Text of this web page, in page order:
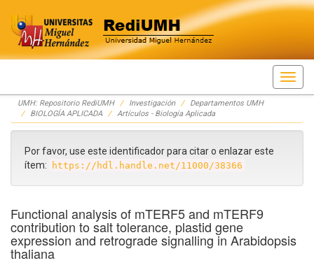
Skip
navigation
UMH: Repositorio RediUMH Investigación
Departamentos UMH
BIOLOGÍA APLICADA
Artículos - Biología Aplicada
Por favor, use este identificador para citar o enlazar este
ítem:
https://hdl.handle.net/11000/38366
Functional analysis of mTERF5 and mTERF9
contribution to salt tolerance, plastid gene
expression and retrograde signalling in Arabidopsis
thaliana